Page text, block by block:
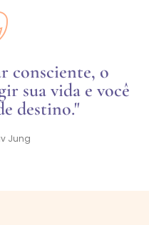
consciente, o
sua vida e você
destino."
Jung